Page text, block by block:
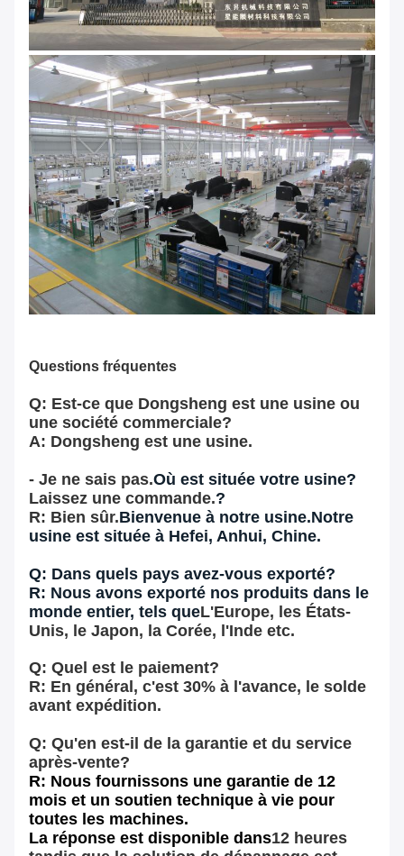
Questions fréquentes
Q: Est-ce que Dongsheng est une usine ou
une société commerciale?
A: Dongsheng est une usine.
- Je ne sais pas.Où est située votre usine?
Laissez une commande.?
R: Bien sûr.Bienvenue à notre usine.Notre
usine est située à Hefei, Anhui, Chine.
Q: Dans quels pays avez-vous exporté?
R: Nous avons exporté nos produits dans le
monde entier, tels queL'Europe, les États-
Unis, le Japon, la Corée, l'Inde etc.
Q: Quel est le paiement?
R: En général, c'est 30% à l'avance, le solde
avant expédition.
Q: Qu'en est-il de la garantie et du service
après-vente?
R: Nous fournissons une garantie de 12
mois et un soutien technique à vie pour
toutes les machines.
La réponse est disponible dans12 heures